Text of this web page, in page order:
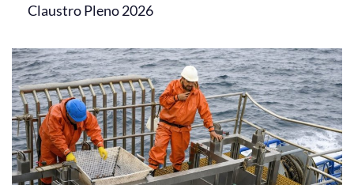
Claustro Pleno 2026